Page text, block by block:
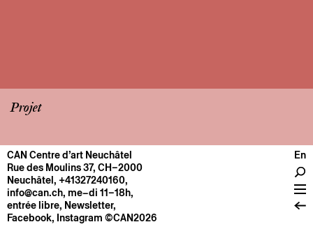
Projet
CENTRE
Infos pratiques
Fonctionnement
À propos
CAN Centre d’art Neuchâtel
Rue des Moulins 37, CH–2000
Neuchâtel, +41327240160,
info@can.ch, me–di 11–18h,
entrée libre, Newsletter,
Facebook, Instagram ©CAN2026
En